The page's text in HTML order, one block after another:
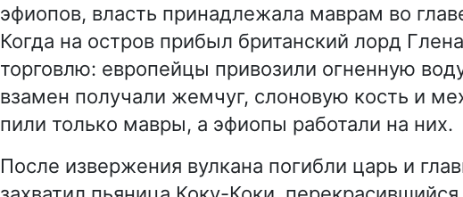
эфиопов, власть принадлежала маврам во
Когда на остров прибыл британский лорд
торговлю: европейцы привозили огненную
взамен получали жемчуг, слоновую кость и
пили только мавры, а эфиопы работали на них.
После извержения вулкана погибли царь и